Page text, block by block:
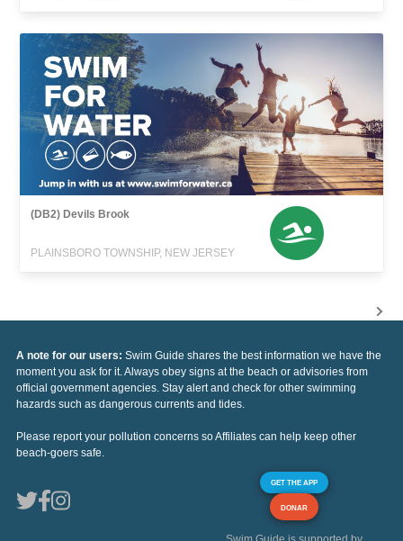
(DB2) Devils Brook
PLAINSBORO TOWNSHIP, NEW JERSEY
A note for our users: Swim Guide shares the best information we have the
moment you ask for it. Always obey signs at the beach or advisories from
official government agencies. Stay alert and check for other swimming
hazards such as dangerous currents and tides.
Please report your pollution concerns so Affiliates can help keep other
beach-goers safe.
GET THE APP
DONAR